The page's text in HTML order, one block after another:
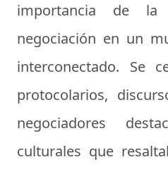
importancia de
negociación en un
interconectado. Se
protocolarios,
negociadores
culturales que